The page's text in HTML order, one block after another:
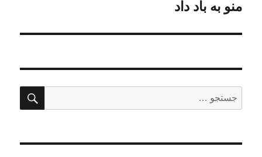
بعدی:
منو به باد داد
برای: